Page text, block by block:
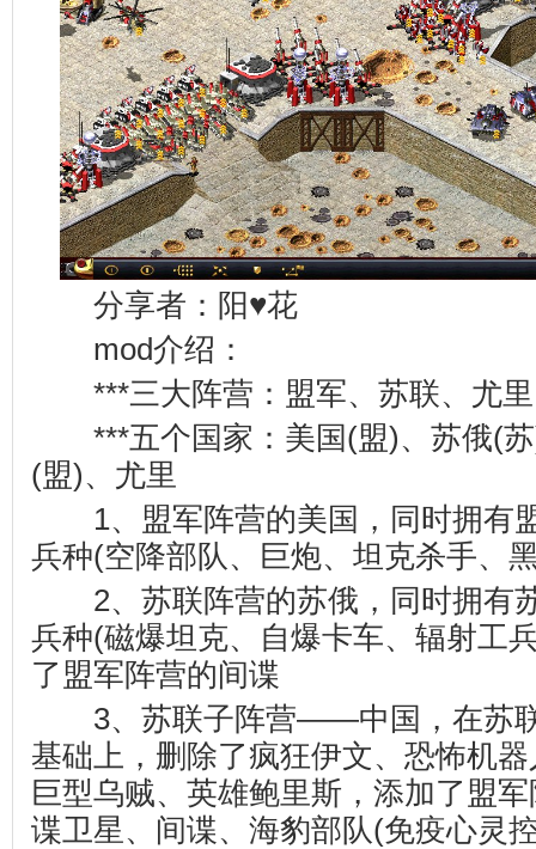
分享者：阳♥花
mod介绍：
***三大阵营：盟军、苏联、尤里
***五个国家：美国(盟)、苏俄(苏
(盟)、尤里
1、盟军阵营的美国，同时拥有
兵种(空降部队、巨炮、坦克杀手、
2、苏联阵营的苏俄，同时拥有
兵种(磁爆坦克、自爆卡车、辐射工
了盟军阵营的间谍
3、苏联子阵营——中国，在苏联
基础上，删除了疯狂伊文、恐怖机
巨型乌贼、英雄鲍里斯，添加了盟
谍卫星、间谍、海豹部队(免疫心灵